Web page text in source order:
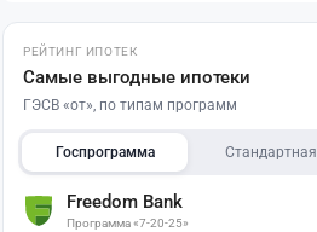
РЕЙТИНГ ИПОТЕК
Самые выгодные ипотеки
ГЭСВ «от», по типам программ
Госпрограмма Стандартная
Freedom Bank
Программа «7-20-25»